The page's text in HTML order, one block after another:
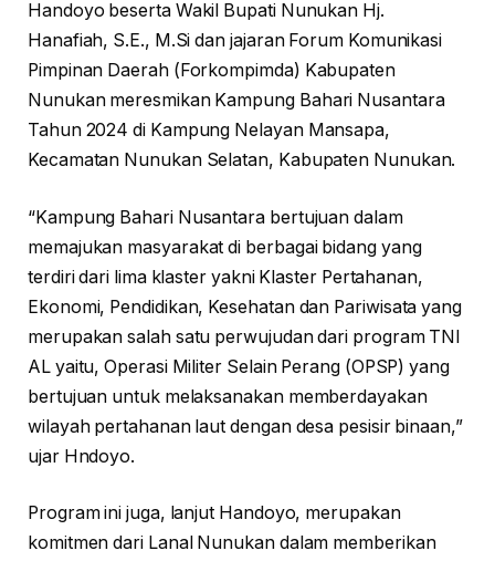
Handoyo beserta Wakil Bupati Nunukan Hj.
Hanafiah, S.E., M.Si dan jajaran Forum Komunikasi
Pimpinan Daerah (Forkompimda) Kabupaten
Nunukan meresmikan Kampung Bahari Nusantara
Tahun 2024 di Kampung Nelayan Mansapa,
Kecamatan Nunukan Selatan, Kabupaten Nunukan.
“Kampung Bahari Nusantara bertujuan dalam
memajukan masyarakat di berbagai bidang yang
terdiri dari lima klaster yakni Klaster Pertahanan,
Ekonomi, Pendidikan, Kesehatan dan Pariwisata yang
merupakan salah satu perwujudan dari program TNI
AL yaitu, Operasi Militer Selain Perang (OPSP) yang
bertujuan untuk melaksanakan memberdayakan
wilayah pertahanan laut dengan desa pesisir binaan,”
ujar Hndoyo.
Program ini juga, lanjut Handoyo, merupakan
komitmen dari Lanal Nunukan dalam memberikan